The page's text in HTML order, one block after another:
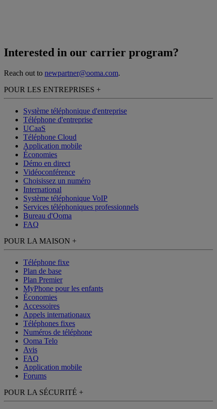
Interested in our carrier program?
Reach out to newpartner@ooma.com.
POUR LES ENTREPRISES +
Système téléphonique d'entreprise
Téléphone d'entreprise
UCaaS
Téléphone Cloud
Application mobile
Économies
Démo en direct
Vidéoconférence
Choisissez un numéro
International
Système téléphonique VoIP
Services téléphoniques professionnels
Bureau d'Ooma
FAQ
POUR LA MAISON +
Téléphone fixe
Plan de base
Plan Premier
MyPhone pour les enfants
Économies
Accessoires
Appels internationaux
Téléphones fixes
Numéros de téléphone
Ooma Telo
Avis
FAQ
Application mobile
Forums
POUR LA SÉCURITÉ +